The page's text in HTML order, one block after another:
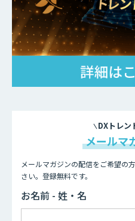
DXトレン
メールマ
メールマガジンの配信をご希望の
さい。登録無料です。
お名前 - 姓・名